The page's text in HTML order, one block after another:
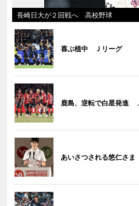
長崎日大が２回戦へ 高校野球
喜ぶ植中 Ｊリーグ
鹿島、逆転で白星発進
あいさつされる悠仁さま